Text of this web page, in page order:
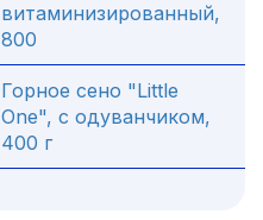
витаминизированный,
800
Горное сено "Little
One", с одуванчиком,
400 г